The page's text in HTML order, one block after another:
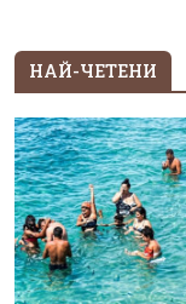
НАЙ-ЧЕТЕНИ